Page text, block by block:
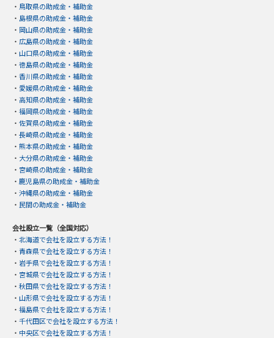
・ 鳥取県の助成金・補助金
・ 島根県の助成金・補助金
・ 岡山県の助成金・補助金
・ 広島県の助成金・補助金
・ 山口県の助成金・補助金
・ 徳島県の助成金・補助金
・ 香川県の助成金・補助金
・ 愛媛県の助成金・補助金
・ 高知県の助成金・補助金
・ 福岡県の助成金・補助金
・ 佐賀県の助成金・補助金
・ 長崎県の助成金・補助金
・ 熊本県の助成金・補助金
・ 大分県の助成金・補助金
・ 宮崎県の助成金・補助金
・ 鹿児島県の助成金・補助金
・ 沖縄県の助成金・補助金
・ 民間の助成金・補助金
会社設立一覧（全国対応）
・ 北海道で会社を設立する方法！
・ 青森県で会社を設立する方法！
・ 岩手県で会社を設立する方法！
・ 宮城県で会社を設立する方法！
・ 秋田県で会社を設立する方法！
・ 山形県で会社を設立する方法！
・ 福島県で会社を設立する方法！
・ 千代田区で会社を設立する方法！
・ 中央区で会社を設立する方法！